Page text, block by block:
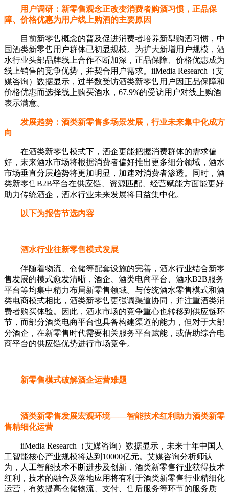
用户调研：新零售观念正改变消费者购酒习惯，正品保
障、价格优惠为用户线上购酒的主要原因
目前新零售概念的普及促进消费者培养新型购酒习惯，中
国酒类新零售用户群体已初显规模。为扩大新增用户规模，酒
水行业头部品牌线上合作不断加深，正品保障、价格优惠成为
线上销售的竞争优势，并契合用户需求。iiMedia Research（艾
媒咨询）数据显示，过半数受访酒类新零售用户因正品保障和
价格优惠而选择线上购买酒水，67.9%的受访用户对线上购酒
表示满意。
发展趋势：酒类新零售多场景发展，行业未来集中化成方
向
在酒类新零售模式下，酒企更能把握消费群体的需求偏
好，未来酒水市场将根据消费者偏好推出更多细分领域，酒水
市场垂直分层趋势将更加明显，加速对消费者渗透。同时，酒
类新零售B2B平台在供应链、资源匹配、经营赋能方面能更好
助力传统酒企，酒水行业未来发展将日益集中化。
以下为报告节选内容
酒水行业往新零售模式发展
伴随着物流、仓储等配套设施的完善，酒水行业结合新零
售发展的模式愈发清晰，酒企、酒类电商平台、酒水B2B服务
平台等均集中精力布局新零售领域。与传统酒水零售模式和酒
类电商模式相比，酒类新零售更强调渠道协同，并注重酒类消
费者购买体验。因此，酒水市场的竞争重心也转移到供应链环
节，而部分酒类电商平台也具备构建渠道的能力，但对于大部
分酒企，在新零售时代需要相关服务平台赋能，或借助综合电
商平台的供应链优势进行市场竞争。
新零售模式破解酒企运营难题
酒类新零售发展宏观环境——智能技术红利助力酒类新零
售精细化运营
iiMedia Research（艾媒咨询）数据显示，未来十年中国人
工智能核心产业规模将达到10000亿元。艾媒咨询分析师认
为，人工智能技术不断进步及创新，酒类新零售行业获得技术
红利，技术的融合及落地应用将有利于酒类新零售行业精细化
运营，有效提高仓储物流、支付、售后服务等环节的服务质